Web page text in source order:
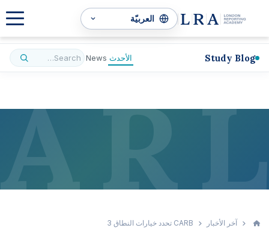
Study Blog الأحدث News
L
R
A آخر الأخبار